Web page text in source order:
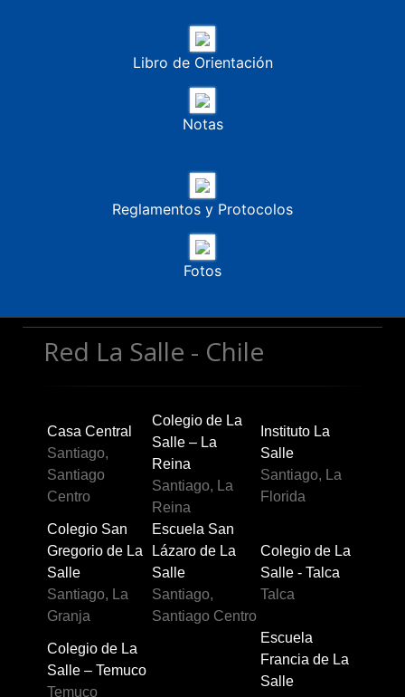
Pastoral
Libro de Orientación
Notas
Reglamentos y Protocolos
Fotos
Red La Salle - Chile
Casa Central
Santiago,
Santiago
Centro
Colegio de La
Salle – La
Reina
Instituto La
Salle
Florida
Colegio San